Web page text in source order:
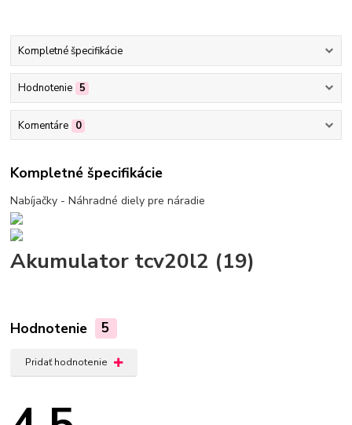
Kompletné špecifikácie
Hodnotenie 5
Komentáre 0
Kompletné špecifikácie
Nabíjačky - Náhradné diely pre náradie
Akumulator tcv20l2 (19)
Hodnotenie 5
Pridať hodnotenie